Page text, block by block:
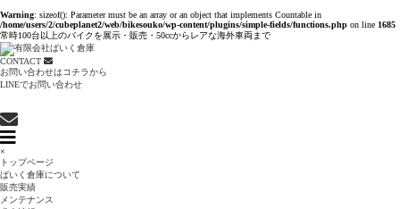
Warning: sizeof(): Parameter must be an array or an object that implements Countable in
/home/users/2/cubeplanet2/web/bikesouko/wp-content/plugins/simple-fields/functions.php on line 1685
常時100台以上のバイクを展示・販売・50ccからレアな海外車両まで
CONTACT
お問い合わせはコチラから
LINEでお問い合わせ
×
トップページ
ばいく倉庫について
販売実績
メンテナンス